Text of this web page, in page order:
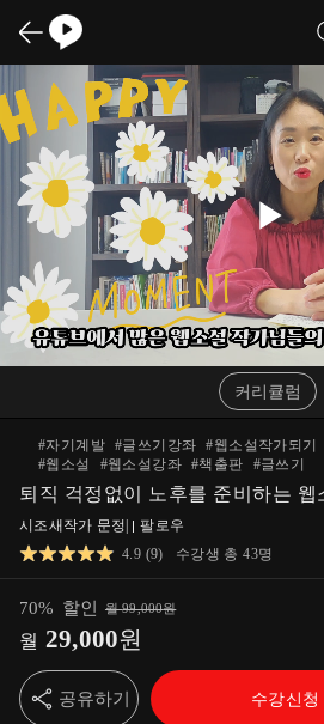
커리큘럼
#자기계발 #글쓰기강좌 #웹소설작가되기
#웹소설 #웹소설강좌 #책출판 #글쓰기
퇴직 걱정없이 노후를 준비하는 웹
시조새작가 문정
팔로우
4.9 (9) 수강생 총43명
70% 할인 월99,000원
월 29,000원
공유하기 수강신청